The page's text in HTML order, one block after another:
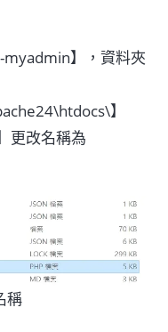
myadmin】，資料夾
】
更改名稱為
稱